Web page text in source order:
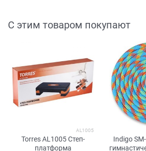
С этим товаром покупают
AL1005
Torres AL1005 Степ-
платформа
Indigo